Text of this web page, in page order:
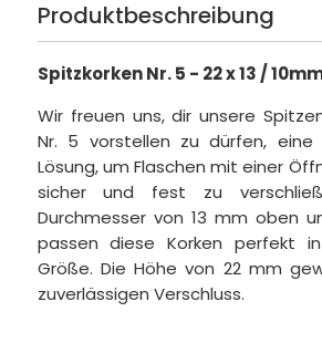
Produktbeschreibung
Spitzkorken Nr. 5 - 22 x 13 /
Wir freuen uns, dir unsere
Nr. 5 vorstellen zu dürfen, eine
Lösung, um Flaschen mit einer
sicher und fest zu
Durchmesser von 13 mm oben
passen diese Korken perfekt
Größe. Die Höhe von 22 mm
zuverlässigen Verschluss.